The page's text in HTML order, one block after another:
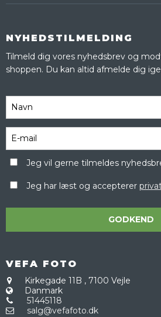
NYHEDSTILMELDING
Tilmeld dig vores nyhedsbrev og
shoppen. Du kan altid afmelde dig
Jeg vil gerne tilmeldes
Jeg har læst og accepterer
GODKEND
VEFA FOTO
Kirkegade 11B , 7100 Vejle
Danmark
51445118
salg@vefafoto.dk